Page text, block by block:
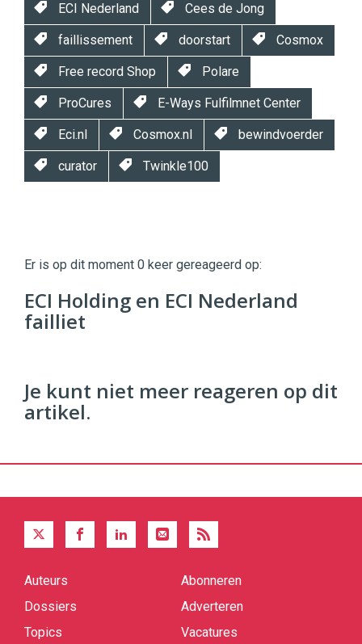
ECI Nederland Cees de Jong
faillissement doorstart Cosmox
Free record Shop Polare
ProCures E-Ways Fulfilmnet Center
Eci.nl Cosmox.nl bewindvoerder
curator Twinkle100
|
Digital
Commercehttps://twinklemagazine.nl
9654
Er is op dit moment 0 keer gereageerd op:
ECI Holding en ECI Nederland
failliet
Je kunt niet meer reageren op dit
artikel.
Quick
Auteurs
Dossiers
Topics
Abonneren
Adverteren
Vacatures